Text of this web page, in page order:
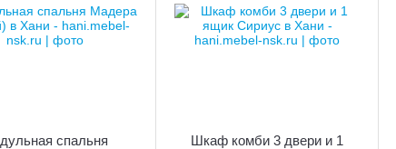
спальня
Шкаф комби 3 двери и 1